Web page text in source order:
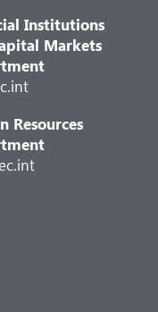
Institutions
Markets
Resources